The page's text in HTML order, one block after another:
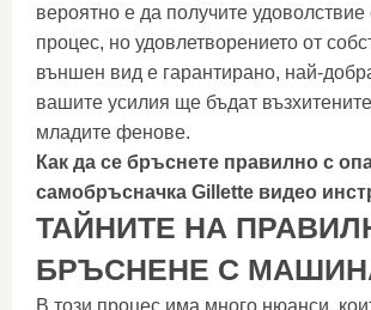
вероятно е да получите удоволствие
процес, но удовлетворението от
външен вид е гарантирано, най-
вашите усилия ще бъдат
младите фенове.
Как да се бръснете правилно с
самобръсначка Gillette видео
ТАЙНИТЕ НА
БРЪСНЕНЕ С
В този процес има много нюанси,